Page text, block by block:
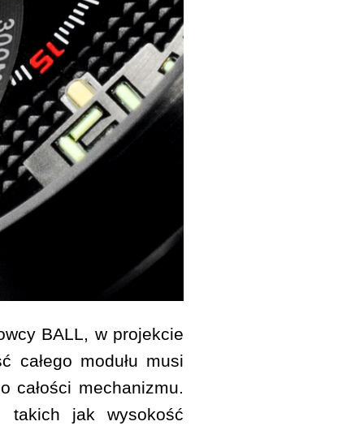
BALL, w projekcie
całego modułu musi
całości mechanizmu.
takich jak wysokość